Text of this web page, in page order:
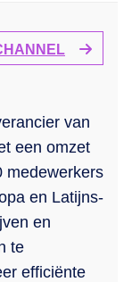
van
een omzet
medewerkers
en Latijns-
en
te
efficiënte